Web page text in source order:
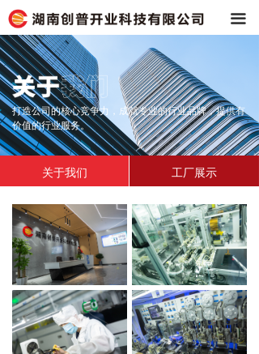
끀
打造公司的核心竞争力，成就专业的行业品牌，提供有
价值的行业服务。
关于我们 工厂展示